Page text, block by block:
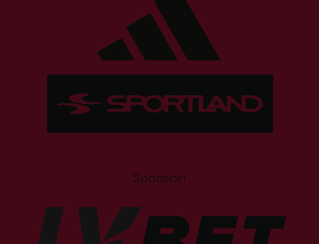
Sponsori